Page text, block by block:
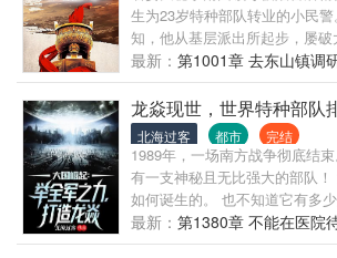
审后，他攥着判决书笑说“我们
遇，成了命中注定——纨绔的温
在爱里找到了归处。江州三少陆
不吝”的纨绔——开着星辉酒吧，
下。
生为23岁特种部队转业的小民
知，他从基层派出所起步，屡
正科。此后转战地方，从副县长
县长，再到全国最年轻的县长
斩棘，利用超前眼光发展经济，
局，最终迈向领导岗位，誓要登
尘旧怨。
最新： 第1001章 去东山镇调
龙焱现世，世界特种部队
北海过客 都市 完结
1989年，一场南方战争彻底结
有一支神秘且无比强大的部队
如何诞生的。 也不知道它有多
什么样的部队！ 只知道，它在战
般，神出鬼没，战术如神！ 即
最新： 第1380章 不能在医院